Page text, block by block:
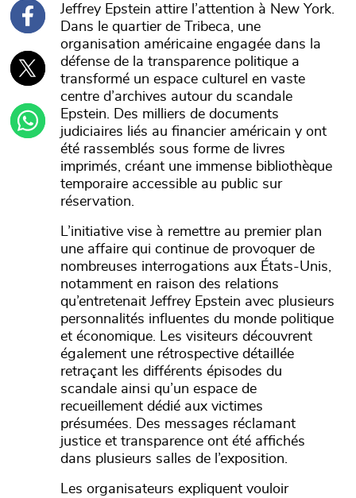
Jeffrey Epstein attire l’attention à New York.
Dans le quartier de Tribeca, une
organisation américaine engagée dans la
défense de la transparence politique a
transformé un espace culturel en vaste
centre d’archives autour du scandale
Epstein. Des milliers de documents
judiciaires liés au financier américain y ont
été rassemblés sous forme de livres
imprimés, créant une immense bibliothèque
temporaire accessible au public sur
réservation.
L’initiative vise à remettre au premier plan
une affaire qui continue de provoquer de
nombreuses interrogations aux États-Unis,
notamment en raison des relations
qu’entretenait Jeffrey Epstein avec plusieurs
personnalités influentes du monde politique
et économique. Les visiteurs découvrent
également une rétrospective détaillée
retraçant les différents épisodes du
scandale ainsi qu’un espace de
recueillement dédié aux victimes
présumées. Des messages réclamant
justice et transparence ont été affichés
dans plusieurs salles de l’exposition.
Les organisateurs expliquent vouloir